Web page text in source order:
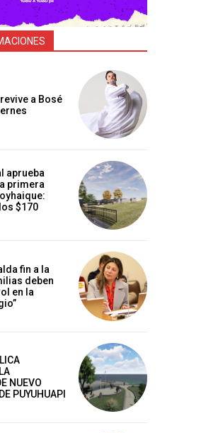
a Bosé
aprueba
primera
$170
fin a la
deben
en la
NUEVO
PUYUHUAPI